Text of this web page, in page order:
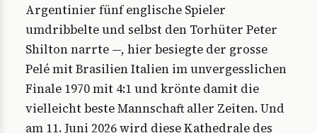
Argentinier fünf englische Spieler
umdribbelte und selbst den Torhüter Peter
Shilton narrte —, hier besiegte der grosse
Pelé mit Brasilien Italien im unvergesslichen
Finale 1970 mit 4:1 und krönte damit die
vielleicht beste Mannschaft aller Zeiten. Und
am 11. Juni 2026 wird diese Kathedrale des